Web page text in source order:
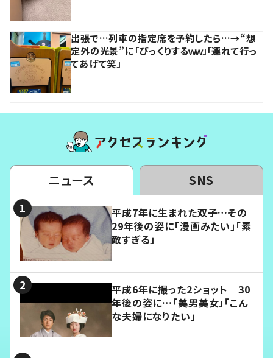
出張で…列車の指定席を予約したら…→“想
定外の光景”に「びっくりするｗｗ」「連れて行っ
てあげて笑」
ニュース SNS
平成7年に生まれた双子…その
29年後の姿に「漫画みたい」「素
敵すぎる」
平成6年に撮った2ショット 30
年後の姿に…「美男美女」「こん
な夫婦になりたい」